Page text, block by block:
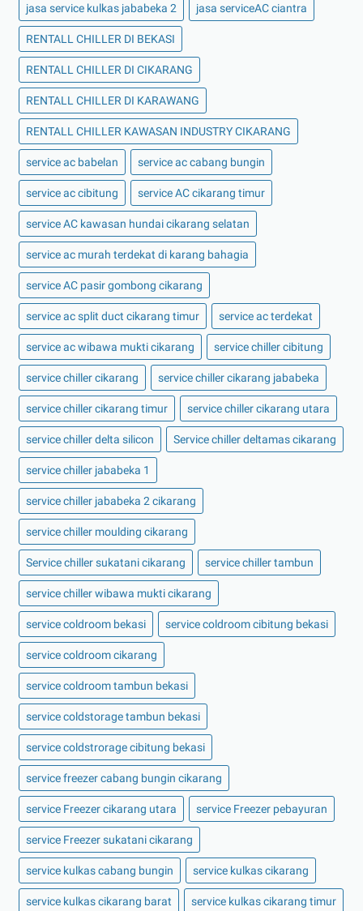
jasa service kulkas jababeka 2 jasa serviceAC ciantra
RENTALL CHILLER DI BEKASI
RENTALL CHILLER DI CIKARANG
RENTALL CHILLER DI KARAWANG
RENTALL CHILLER KAWASAN INDUSTRY CIKARANG
service ac babelan service ac cabang bungin
service ac cibitung service AC cikarang timur
service AC kawasan hundai cikarang selatan
service ac murah terdekat di karang bahagia
service AC pasir gombong cikarang
service ac split duct cikarang timur service ac terdekat
service ac wibawa mukti cikarang service chiller cibitung
service chiller cikarang service chiller cikarang jababeka
service chiller cikarang timur service chiller cikarang utara
service chiller delta silicon Service chiller deltamas cikarang
service chiller jababeka 1
service chiller jababeka 2 cikarang
service chiller moulding cikarang
Service chiller sukatani cikarang service chiller tambun
service chiller wibawa mukti cikarang
service coldroom bekasi service coldroom cibitung bekasi
service coldroom cikarang
service coldroom tambun bekasi
service coldstorage tambun bekasi
service coldstrorage cibitung bekasi
service freezer cabang bungin cikarang
service Freezer cikarang utara service Freezer pebayuran
service Freezer sukatani cikarang
service kulkas cabang bungin service kulkas cikarang
service kulkas cikarang barat service kulkas cikarang timur